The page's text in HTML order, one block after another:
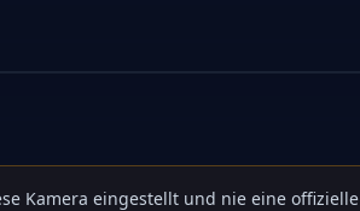
Kamera eingestellt und nie eine offizielle